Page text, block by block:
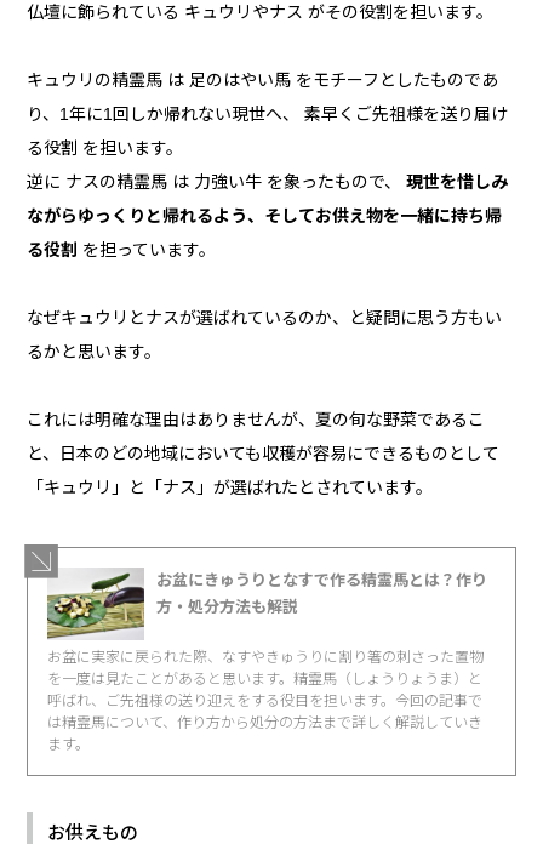
仏壇に飾られている キュウリやナス がその役割を担います。
キュウリの精霊馬 は 足のはやい馬 をモチーフとしたものであ
り、1年に1回しか帰れない現世へ、 素早くご先祖様を送り届け
る役割 を担います。
逆に ナスの精霊馬 は 力強い牛 を象ったもので、現世を惜しみ
ながらゆっくりと帰れるよう、そしてお供え物を一緒に持ち帰
る役割 を担っています。
なぜキュウリとナスが選ばれているのか、と疑問に思う方もい
るかと思います。
これには明確な理由はありませんが、夏の旬な野菜であるこ
と、日本のどの地域においても収穫が容易にできるものとして
「キュウリ」と「ナス」が選ばれたとされています。
お盆にきゅうりとなすで作る精霊馬とは？作り
方・処分方法も解説
お盆に実家に戻られた際、なすやきゅうりに割り箸の刺さった置物
を一度は見たことがあると思います。精霊馬（しょうりょうま）と
呼ばれ、ご先祖様の送り迎えをする役目を担います。今回の記事で
は精霊馬について、作り方から処分の方法まで詳しく解説していき
ます。
お供えもの